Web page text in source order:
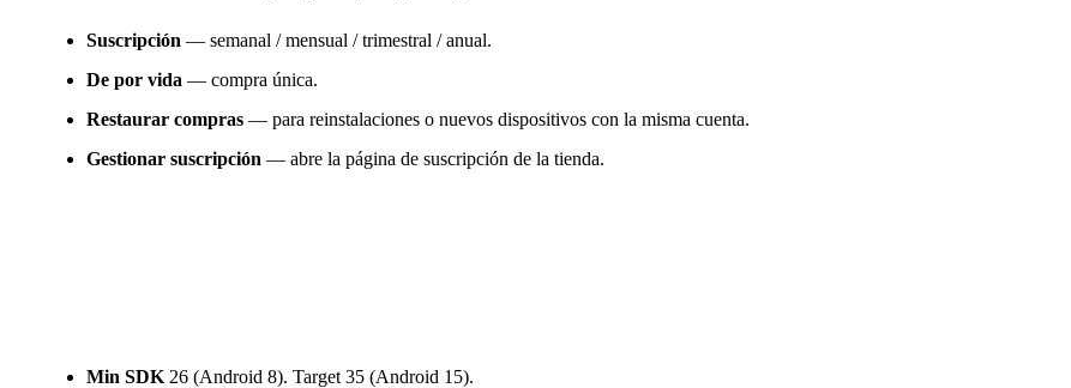
Suscripción — semanal / mensual / trimestral / anual.
De por vida — compra única.
Restaurar compras — para reinstalaciones o nuevos dispositivos con la misma cuenta.
Gestionar suscripción — abre la página de suscripción de la tienda.
Min SDK 26 (Android 8). Target 35 (Android 15).